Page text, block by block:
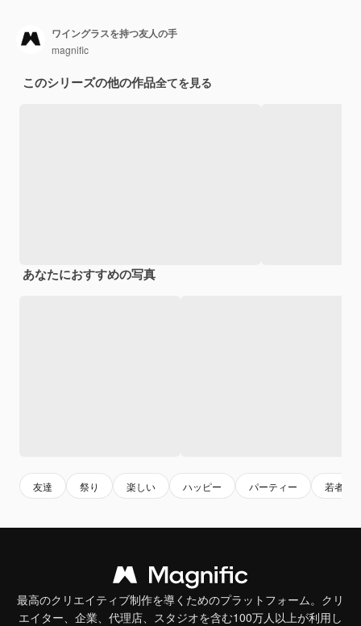
ワイングラスを持つ友人の手
magnific
このシリーズの他の作品全てを見る
あなたにおすすめの写真
友達 祭り 楽しい ハッピー パーティー 若者
最高のクリエイティブ制作を導くためのプラットフォーム。クリ
エイター、企業、代理店、スタジオを含む100万人以上が利用し